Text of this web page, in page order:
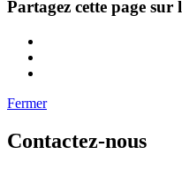
Partagez cette page sur
Fermer
Contactez-nous